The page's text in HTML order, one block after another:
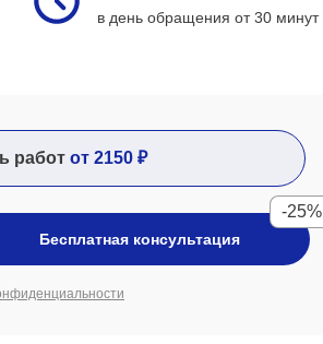
в день обращения от 30 минут
работ от 2150 ₽
Бесплатная консультация
-25%